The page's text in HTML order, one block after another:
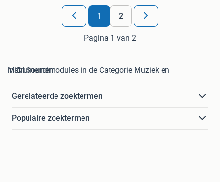
1 2
Pagina 1 van 2
MIDI Soundmodules in de Categorie Muziek en Instrumenten
Gerelateerde zoektermen
Populaire zoektermen